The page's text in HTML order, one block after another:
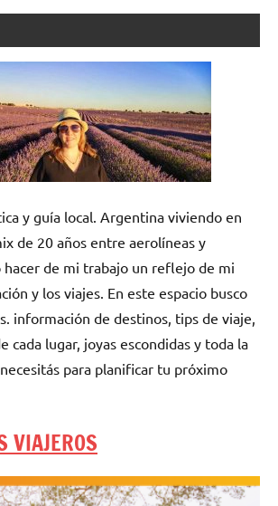
y guía local. Argentina viviendo en
de 20 años entre aerolíneas y
hacer de mi trabajo un reflejo de mi
y los viajes. En este espacio busco
información de destinos, tips de viaje,
cada lugar, joyas escondidas y toda la
para planificar tu próximo
VIAJEROS